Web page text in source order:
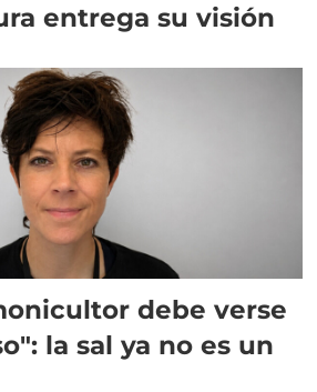
entrega su visión
debe verse
la sal ya no es un